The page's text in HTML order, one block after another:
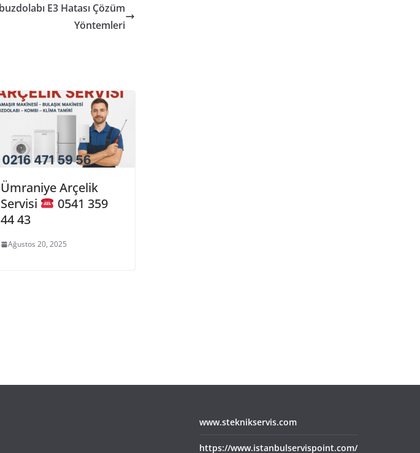
E3 Hatası Çözüm
Yöntemleri
Ümraniye Arçelik
Servisi
0541 359
44 43
Ağustos 20, 2025
www.steknikservis.com
https://www.istanbulservispoint.com/